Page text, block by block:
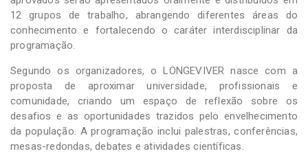
12 grupos de trabalho, abrangendo diferentes áreas do
conhecimento e fortalecendo o caráter interdisciplinar da
programação.
Segundo os organizadores, o LONGEVIVER nasce com a
proposta de aproximar universidade, profissionais e
comunidade, criando um espaço de reflexão sobre os
desafios e as oportunidades trazidos pelo envelhecimento
da população. A programação inclui palestras, conferências,
mesas-redondas, debates e atividades científicas.